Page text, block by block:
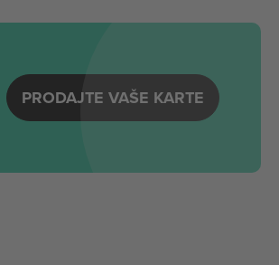
PRODAJTE VAŠE KARTE